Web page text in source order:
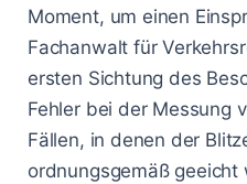
Moment, um einen
Fachanwalt für
ersten Sichtung des
Fehler bei der Messung
Fällen, in denen der
ordnungsgemäß